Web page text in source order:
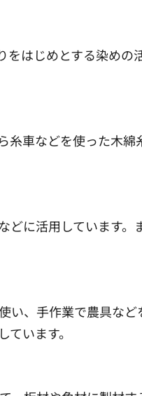
はじめとする染めの
糸車などを使った木綿
どに活用しています。
い、手作業で農具な
います。